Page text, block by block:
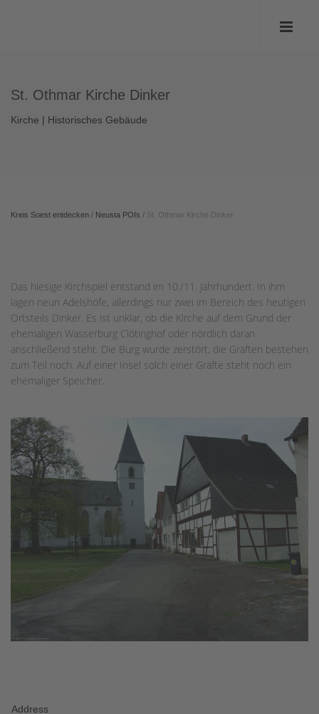
St. Othmar Kirche Dinker
Kirche | Historisches Gebäude
Kreis Soest entdecken / Neusta POIs / St. Othmar Kirche Dinker
Das hiesige Kirchspiel entstand im 10./11. Jahrhundert. In ihm
lagen neun Adelshöfe, allerdings nur zwei im Bereich des heutigen
Ortsteils Dinker. Es ist unklar, ob die Kirche auf dem Grund der
ehemaligen Wasserburg Clötinghof oder nördlich daran
anschließend steht. Die Burg wurde zerstört, die Gräften bestehen
zum Teil noch. Auf einer Insel solch einer Gräfte steht noch ein
ehemaliger Speicher.
Address